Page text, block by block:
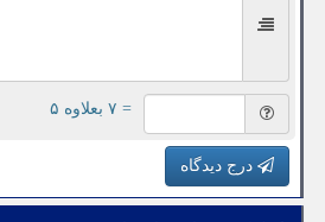
= ۷ بعلاوه ۵
درج دیدگاه